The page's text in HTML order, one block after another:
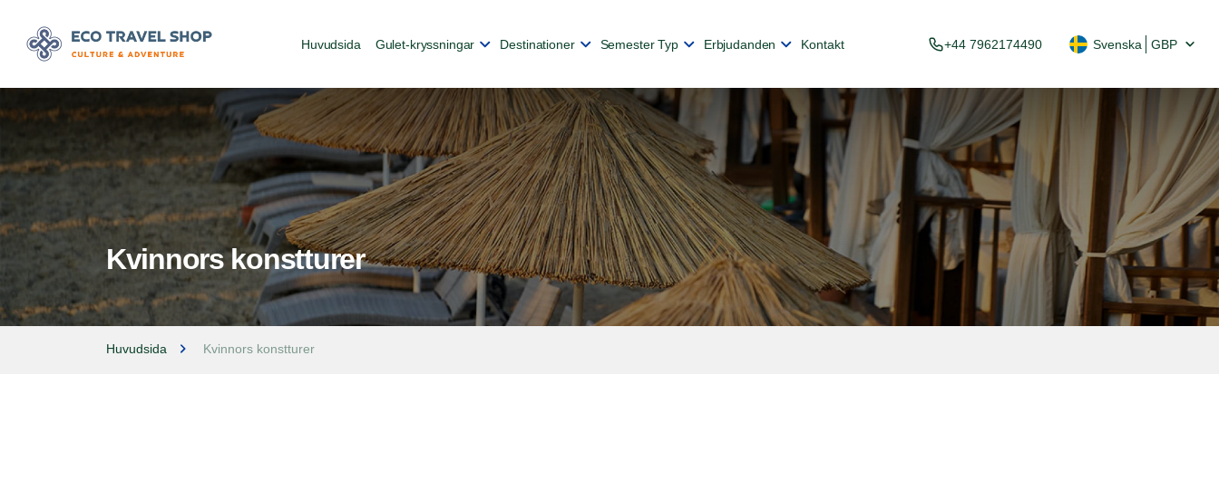
Huvudsida Gulet-kryssningar Destinationer Semester Typ Erbjudanden Kontakt +44 7962174490 Svenska GBP
Kvinnors konstturer
Huvudsida Kvinnors konstturer